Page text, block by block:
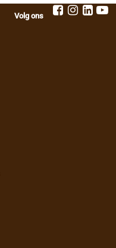
Volg ons